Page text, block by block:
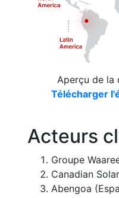
Aperçu de la
Télécharger
Acteurs
Groupe
Canadian
Abengoa